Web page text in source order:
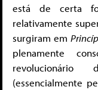
está de certa
relativamente
surgiram em
plenamente
(essencialmente